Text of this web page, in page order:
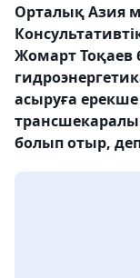
Орталық Азия
Жомарт Тоқаев
асыруға ерекше
болып отыр,